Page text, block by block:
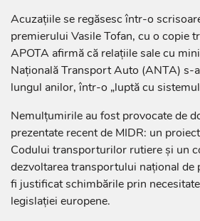
Acuzațiile se regăsesc într-o
premierului Vasile Tofan, cu o copie
APOTA afirmă că relațiile sale cu
Națională Transport Auto (ANTA) s-
lungul anilor, într-o „luptă cu
Nemulțumirile au fost provocate de
prezentate recent de MIDR: un
Codului transporturilor rutiere și un
dezvoltarea transportului național de
fi justificat schimbările prin
legislației europene.